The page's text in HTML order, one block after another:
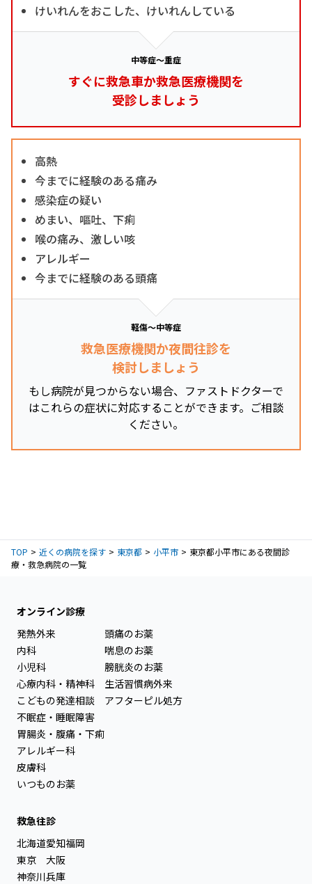
けいれんをおこした、けいれんしている
中等症～重症
すぐに救急車か救急医療機関を
受診しましょう
高熱
今までに経験のある痛み
感染症の疑い
めまい、嘔吐、下痢
喉の痛み、激しい咳
アレルギー
今までに経験のある頭痛
軽傷～中等症
救急医療機関か夜間往診を
検討しましょう
もし病院が見つからない場合、ファストドクターで
はこれらの症状に対応することができます。ご相談
ください。
TOP 近くの病院を探す 東京都 小平市
東京都小平市にある夜間診
療・救急病院の一覧
オンライン診療
発熱外来
内科
小児科
心療内科・精神科
こどもの発達相談
不眠症・睡眠障害
胃腸炎・腹痛・下痢
アレルギー科
皮膚科
いつものお薬
頭痛のお薬
喘息のお薬
膀胱炎のお薬
生活習慣病外来
アフターピル処方
救急往診
北海道
東京
神奈川
愛知
大阪
兵庫
福岡